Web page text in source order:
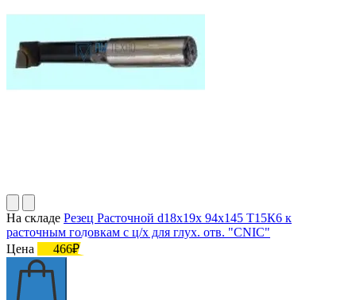
На складе Резец Расточной d18х19х 94х145 Т15К6 к
расточным головкам с ц/х для глух. отв. "CNIC"
Цена
466₽